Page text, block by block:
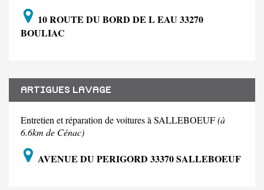
10 ROUTE DU BORD DE L EAU 33270
BOULIAC
ARTIGUES LAVAGE
Entretien et réparation de voitures à SALLEBOEUF(à
6.6km de Cénac)
AVENUE DU PERIGORD 33370 SALLEBOEUF